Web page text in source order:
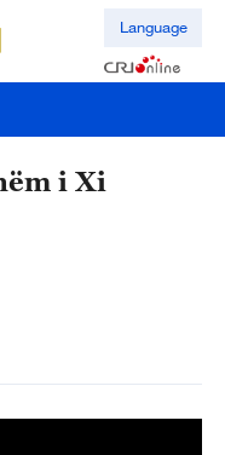
Language
i Xi